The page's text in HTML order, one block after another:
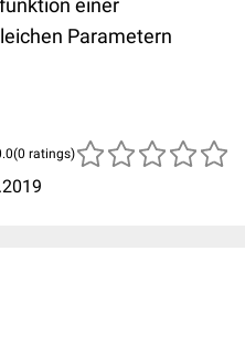
einer
Parametern
(0 ratings)